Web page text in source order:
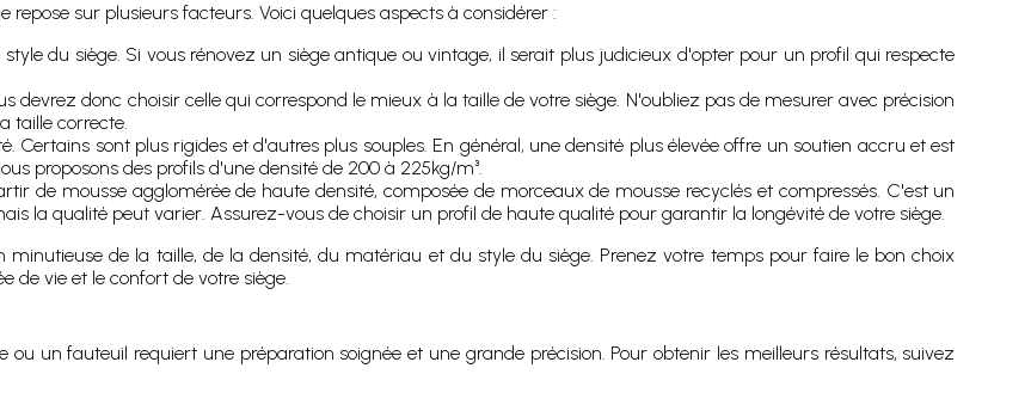
sur plusieurs facteurs. Voici quelques aspects à considérer :
du siège. Si vous rénovez un siège antique ou vintage, il serait plus judicieux d'opter pour un profil qui respecte
devrez donc choisir celle qui correspond le mieux à la taille de votre siège. N'oubliez pas de mesurer avec précision
taille correcte.
Certains sont plus rigides et d'autres plus souples. En général, une densité plus élevée offre un soutien accru et est
proposons des profils d'une densité de 200 à 225kg/m³.
de mousse agglomérée de haute densité, composée de morceaux de mousse recyclés et compressés. C'est un
la qualité peut varier. Assurez-vous de choisir un profil de haute qualité pour garantir la longévité de votre siège.
minutieuse de la taille, de la densité, du matériau et du style du siège. Prenez votre temps pour faire le bon choix
de vie et le confort de votre siège.
un fauteuil requiert une préparation soignée et une grande précision. Pour obtenir les meilleurs résultats, suivez